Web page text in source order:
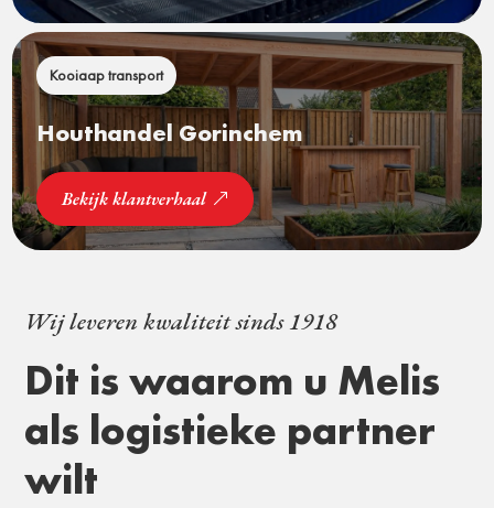
Kooiaap transport
Houthandel Gorinchem
Bekijk klantverhaal
Wij leveren kwaliteit sinds 1918
Dit is waarom u Melis
als logistieke partner
wilt